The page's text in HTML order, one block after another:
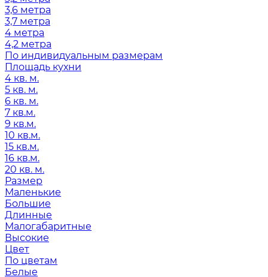
3,6 метра
3,7 метра
4 метра
4,2 метра
По индивидуальным размерам
Площадь кухни
4 кв. м.
5 кв. м.
6 кв. м.
7 кв.м.
9 кв.м.
10 кв.м.
15 кв.м.
16 кв.м.
20 кв. м.
Размер
Маленькие
Большие
Длинные
Малогабаритные
Высокие
Цвет
По цветам
Белые